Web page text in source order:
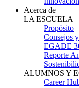
Acerca de
LA ESCUELA
Propósito
Consejos
EGADE
Reporte
ALUMNOS Y
Career